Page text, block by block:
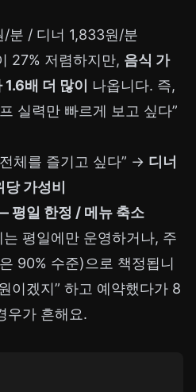
/분 / 디너 1,833원/분
27% 저렴하지만, 음식 가
배 더 많이
나옵니다. 즉,
실력만 빠르게 보고 싶다”
체를 즐기고 싶다” → 디너
가성비
평일 한정 / 메뉴 축소
평일에만 운영하거나, 주
90% 수준)으로 책정됩니
이겠지” 하고 예약했다가 8
우가 흔해요.